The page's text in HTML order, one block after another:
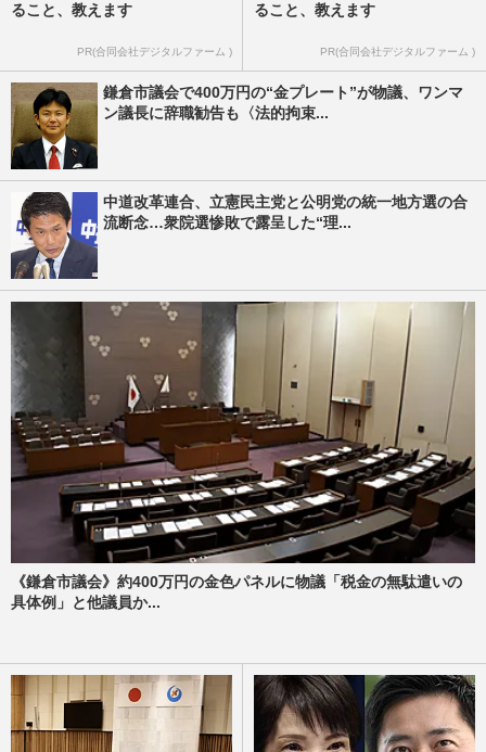
ること、教えます
PR(合同会社デジタルファーム )
ること、教えます
PR(合同会社デジタルファーム )
鎌倉市議会で400万円の“金プレート”が物議、ワンマ
ン議長に辞職勧告も〈法的拘束...
中道改革連合、立憲民主党と公明党の統一地方選の合
流断念…衆院選惨敗で露呈した“理...
《鎌倉市議会》約400万円の金色パネルに物議「税金の無駄遣いの
具体例」と他議員か...